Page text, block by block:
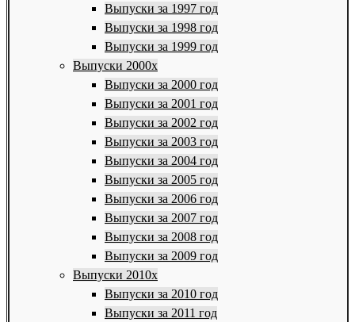
Выпуски за 1997 год
Выпуски за 1998 год
Выпуски за 1999 год
Выпуски 2000х
Выпуски за 2000 год
Выпуски за 2001 год
Выпуски за 2002 год
Выпуски за 2003 год
Выпуски за 2004 год
Выпуски за 2005 год
Выпуски за 2006 год
Выпуски за 2007 год
Выпуски за 2008 год
Выпуски за 2009 год
Выпуски 2010х
Выпуски за 2010 год
Выпуски за 2011 год